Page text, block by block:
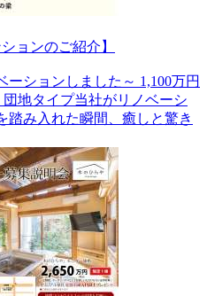
ョンのご紹介】
ーションしました～ 1,100万円
地タイプ当社がリノベーシ
踏み入れた瞬間、癒しと驚き